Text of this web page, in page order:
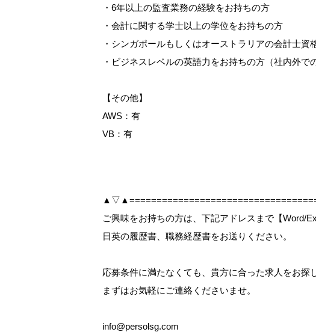
・6年以上の監査業務の経験をお持ちの方
・会計に関する学士以上の学位をお持ちの方
・シンガポールもしくはオーストラリアの会計士資
・ビジネスレベルの英語力をお持ちの方（社内外で
【その他】
AWS：有
VB：有
ご興味をお持ちの方は、下記アドレスまで【Word/
日英の履歴書、職務経歴書をお送りください。
応募条件に満たなくても、貴方に合った求人をお探
まずはお気軽にご連絡くださいませ。
info@persolsg.com